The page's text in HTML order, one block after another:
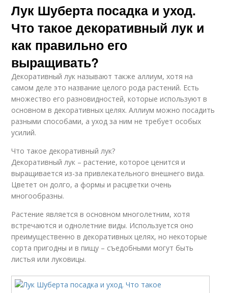
Лук Шуберта посадка и уход.
Что такое декоративный лук и
как правильно его
выращивать?
Декоративный лук называют также аллиум, хотя на
самом деле это название целого рода растений. Есть
множество его разновидностей, которые используют в
основном в декоративных целях. Аллиум можно посадить
разными способами, а уход за ним не требует особых
усилий.
Что такое декоративный лук?
Декоративный лук – растение, которое ценится и
выращивается из-за привлекательного внешнего вида.
Цветет он долго, а формы и расцветки очень
многообразны.
Растение является в основном многолетним, хотя
встречаются и однолетние виды. Используется оно
преимущественно в декоративных целях, но некоторые
сорта пригодны и в пищу – съедобными могут быть
листья или луковицы.